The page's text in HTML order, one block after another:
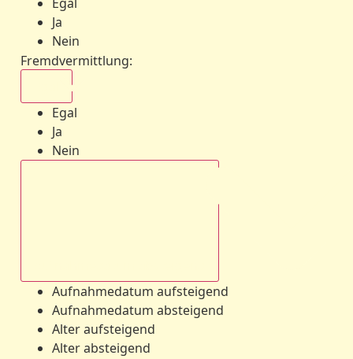
Ja
Nein
Fremdvermittlung:
Egal
Ja
Nein
Aufnahmedatum aufsteigend
Aufnahmedatum absteigend
Alter aufsteigend
Alter absteigend